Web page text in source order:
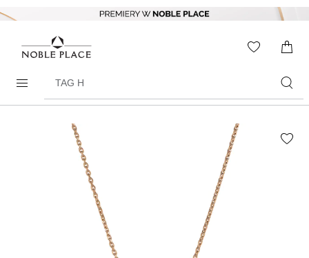
products